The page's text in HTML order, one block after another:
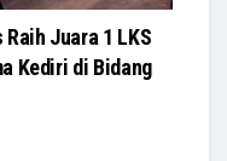
Juara 1 LKS
Kediri di Bidang